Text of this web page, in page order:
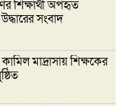
শিক্ষার্থী অপহৃত
সংবাদ
মাদ্রাসায় শিক্ষকের